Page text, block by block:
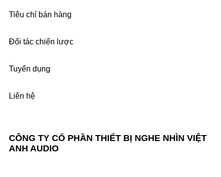
CÔNG TY CỔ PHẦN THIẾT BỊ NGHE NHÌN VIỆT
ANH AUDIO
Tiêu chí bán hàng
Đối tác chiến lược
Tuyển dụng
Liên hệ